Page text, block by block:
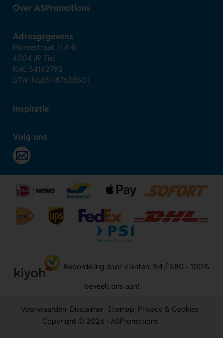
Over ASPromotions
Adresgegevens
Morsestraat 11 A-B
4004 JP Tiel
KvK: 54142792
BTW: NL851187638B01
Inspiratie
Volg ons
Beoordeling door klanten: 9.4 / 580 - 100%
beveelt ons aan!
Voorwaarden Disclaimer Sitemap Privacy & Cookies
Copyright © 2026 - ASPromotions